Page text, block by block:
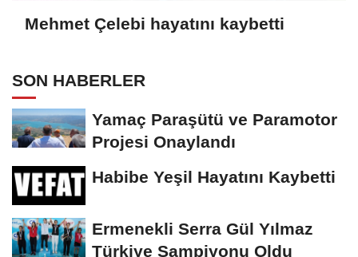
Mehmet Çelebi hayatını kaybetti
SON HABERLER
Yamaç Paraşütü ve Paramotor
Projesi Onaylandı
Habibe Yeşil Hayatını Kaybetti
Ermenekli Serra Gül Yılmaz
Türkiye Şampiyonu Oldu